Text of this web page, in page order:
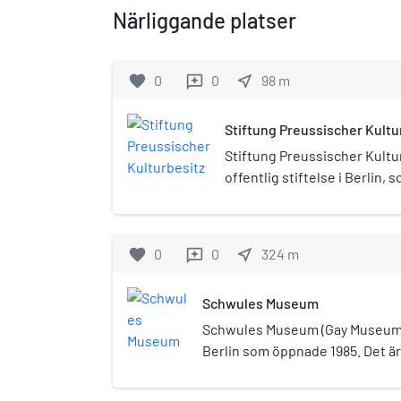
Närliggande platser
favorite 0 reviews 0 near_me 98 m
Stiftung Preussischer
Stiftung Preussischer
offentlig stiftelse i Berlin,
kulturarvet från den
inklusive samtliga Berlins
Förbundsrepublikens
delstaternas regeringar.
favorite 0 reviews 0 near_me 324 m
Schwules Museum
Schwules Museum (Gay
Berlin som öppnade 1985. Det
homosexuell historia som